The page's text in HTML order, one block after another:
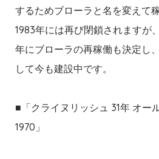
するためブローラと名を変えて
1983年には再び閉鎖されますが
年にブローラの再稼働も決定し
して今も建設中です。
■「クライヌリッシュ 31年 オー
1970」